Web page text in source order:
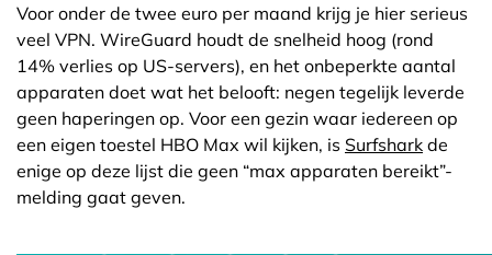
Voor onder de twee euro per maand krijg je hier serieus
veel VPN. WireGuard houdt de snelheid hoog (rond
14% verlies op US-servers), en het onbeperkte aantal
apparaten doet wat het belooft: negen tegelijk leverde
geen haperingen op. Voor een gezin waar iedereen op
een eigen toestel HBO Max wil kijken, is Surfsharkde
enige op deze lijst die geen “max apparaten bereikt”-
melding gaat geven.